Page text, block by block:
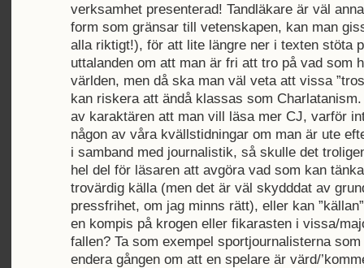
verksamhet presenterad! Tandläkare är väl
form som gränsar till vetenskapen, kan man
alla riktigt!), för att lite längre ner i texten stöta
uttalanden om att man är fri att tro på vad som
världen, men då ska man väl veta att vissa
kan riskera att ändå klassas som
av karaktären att man vill läsa mer CJ, varför
någon av våra kvällstidningar om man är ute
i samband med journalistik, så skulle det
hel del för läsaren att avgöra vad som kan
trovärdig källa (men det är väl skydddat av
pressfrihet, om jag minns rätt), eller kan
en kompis på krogen eller fikarasten i vissa/
fallen? Ta som exempel sportjournalisterna
endera gången om att en spelare är värd/